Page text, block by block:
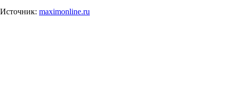
Источник: maximonline.ru